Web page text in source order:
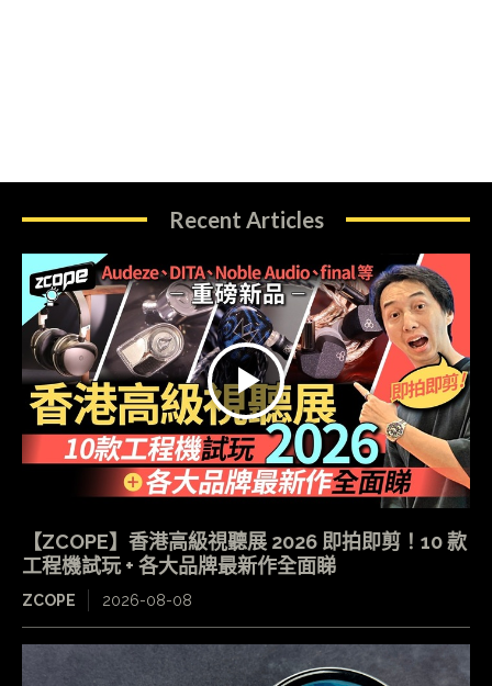
Recent Articles
【ZCOPE】香港高級視聽展 2026 即拍即剪！10 款
工程機試玩 + 各大品牌最新作全面睇
ZCOPE 2026-08-08